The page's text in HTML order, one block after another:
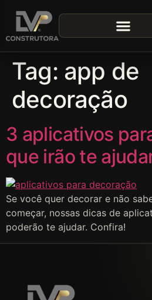
Tag: app de
decoração
3 aplicativos
que irão te
Se você quer decorar e não
começar, nossas dicas de
poderão te ajudar. Confira!